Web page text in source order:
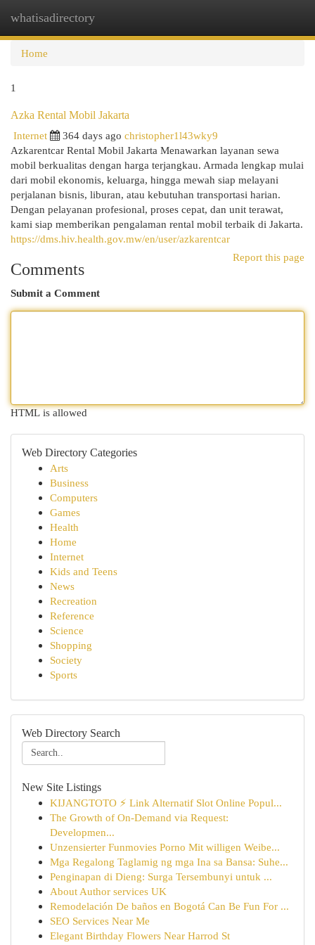
whatisadirectory
Home
1
Azka Rental Mobil Jakarta
Internet
364 days ago christopher1l43wky9
Azkarentcar Rental Mobil Jakarta Menawarkan layanan sewa
mobil berkualitas dengan harga terjangkau. Armada lengkap mulai
dari mobil ekonomis, keluarga, hingga mewah siap melayani
perjalanan bisnis, liburan, atau kebutuhan transportasi harian.
Dengan pelayanan profesional, proses cepat, dan unit terawat,
kami siap memberikan pengalaman rental mobil terbaik di Jakarta.
https://dms.hiv.health.gov.mw/en/user/azkarentcar
Report this page
Comments
Submit a Comment
HTML is allowed
Web Directory Categories
Arts
Business
Computers
Games
Health
Home
Internet
Kids and Teens
News
Recreation
Reference
Science
Shopping
Society
Sports
Web Directory Search
New Site Listings
KIJANGTOTO ⚡ Link Alternatif Slot Online Popul...
The Growth of On-Demand via Request:
Developmen...
Unzensierter Funmovies Porno Mit willigen Weibe...
Mga Regalong Taglamig ng mga Ina sa Bansa: Suhe...
Penginapan di Dieng: Surga Tersembunyi untuk ...
About Author services UK
Remodelación De baños en Bogotá Can Be Fun For ...
SEO Services Near Me
Elegant Birthday Flowers Near Harrod St